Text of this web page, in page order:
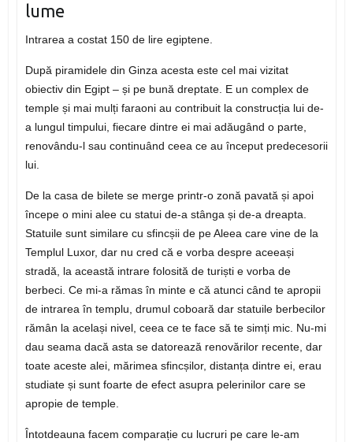
lume
Intrarea a costat 150 de lire egiptene.
După piramidele din Ginza acesta este cel mai vizitat
obiectiv din Egipt – și pe bună dreptate. E un complex de
temple și mai mulți faraoni au contribuit la construcția lui de-
a lungul timpului, fiecare dintre ei mai adăugând o parte,
renovându-l sau continuând ceea ce au început predecesorii
lui.
De la casa de bilete se merge printr-o zonă pavată și apoi
începe o mini alee cu statui de-a stânga și de-a dreapta.
Statuile sunt similare cu sfincșii de pe Aleea care vine de la
Templul Luxor, dar nu cred că e vorba despre aceeași
stradă, la această intrare folosită de turiști e vorba de
berbeci. Ce mi-a rămas în minte e că atunci când te apropii
de intrarea în templu, drumul coboară dar statuile berbecilor
rămân la același nivel, ceea ce te face să te simți mic. Nu-mi
dau seama dacă asta se datorează renovărilor recente, dar
toate aceste alei, mărimea sfincșilor, distanța dintre ei, erau
studiate și sunt foarte de efect asupra pelerinilor care se
apropie de temple.
Întotdeauna facem comparație cu lucruri pe care le-am